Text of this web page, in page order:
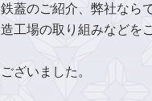
蓋のご紹介、弊社なら
工場の取り組みなどを
ざいました。